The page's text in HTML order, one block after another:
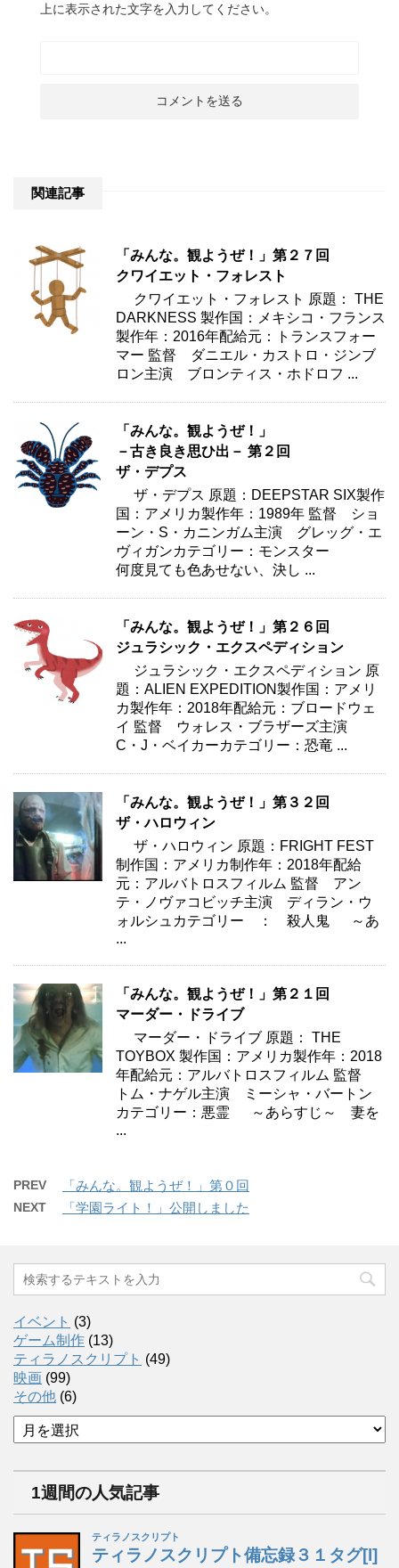
上に表示された文字を入力してください。
関連記事
「みんな。観ようぜ！」第２７回
クワイエット・フォレスト
クワイエット・フォレスト 原題： THE
DARKNESS 製作国：メキシコ・フランス
製作年：2016年配給元：トランスフォー
マー 監督 ダニエル・カストロ・ジンブ
ロン主演 ブロンティス・ホドロフ ...
「みんな。観ようぜ！」
－古き良き思ひ出－ 第２回
ザ・デプス
ザ・デプス 原題：DEEPSTAR SIX製作
国：アメリカ製作年：1989年 監督 ショ
ーン・S・カニンガム主演 グレッグ・エ
ヴィガンカテゴリー：モンスター
何度見ても色あせない、決し ...
「みんな。観ようぜ！」第２６回
ジュラシック・エクスペディション
ジュラシック・エクスペディション 原
題：ALIEN EXPEDITION製作国：アメリ
カ製作年：2018年配給元：ブロードウェ
イ 監督 ウォレス・ブラザーズ主演
C・J・ベイカーカテゴリー：恐竜 ...
「みんな。観ようぜ！」第３２回
ザ・ハロウィン
ザ・ハロウィン 原題：FRIGHT FEST
制作国：アメリカ制作年：2018年配給
元：アルバトロスフィルム 監督 アン
テ・ノヴァコビッチ主演 ディラン・ウ
ォルシュカテゴリー ： 殺人鬼 ～あ
...
「みんな。観ようぜ！」第２１回
マーダー・ドライブ
マーダー・ドライブ 原題： THE
TOYBOX 製作国：アメリカ製作年：2018
年配給元：アルバトロスフィルム 監督
トム・ナゲル主演 ミーシャ・バートン
カテゴリー：悪霊 ～あらすじ～ 妻を
...
PREV 「みんな。観ようぜ！」第０回
NEXT 「学園ライト！」公開しました
イベント (3)
ゲーム制作 (13)
ティラノスクリプト (49)
映画 (99)
その他 (6)
ア
ー
1週間の人気記事